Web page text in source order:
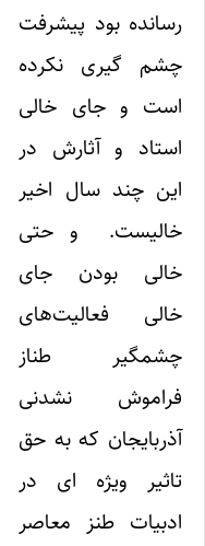
رسانده بود پیشرفت
چشم گیری نکرده
است و جای خالی
استاد و آثارش در
این چند سال اخیر
خالیست. و حتی
خالی بودن جای
خالی فعالیت‌های
چشمگیر طناز
فراموش نشدنی
آذربایجان که به حق
تاثیر ویژه ای در
ادبیات طنز معاصر